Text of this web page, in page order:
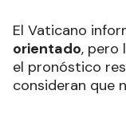
El Vaticano
orientado, pero
el pronóstico
consideran que